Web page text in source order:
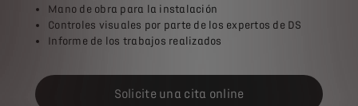
Mano de obra para la instalación
Controles visuales por parte de los expertos de DS
Informe de los trabajos realizados
Solicite una cita online